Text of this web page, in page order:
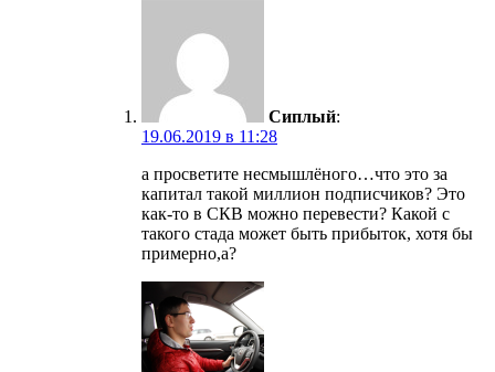
Сиплый:
19.06.2019 в 11:28
а просветите несмышлёного…что это за
капитал такой миллион подписчиков? Это
как-то в СКВ можно перевести? Какой с
такого стада может быть прибыток, хотя бы
примерно,а?